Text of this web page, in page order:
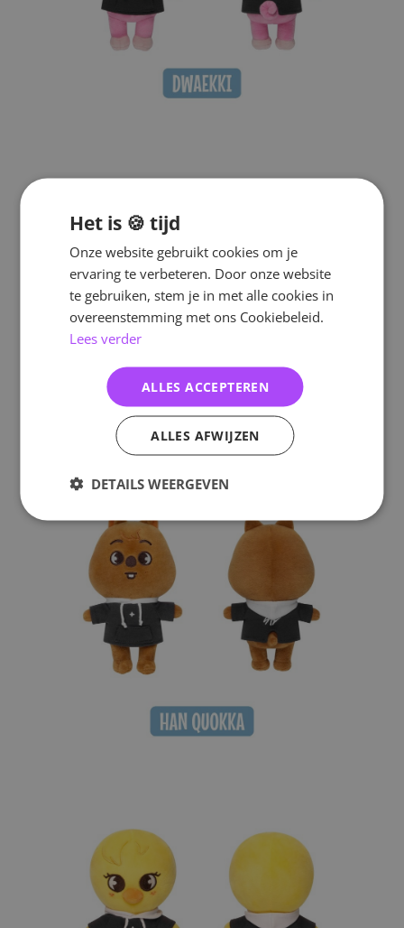
Het is 🍪 tijd
Onze website gebruikt cookies om je
ervaring te verbeteren. Door onze website
te gebruiken, stem je in met alle cookies in
overeenstemming met ons Cookiebeleid.
Lees verder
ALLES ACCEPTEREN
ALLES AFWIJZEN
DETAILS WEERGEVEN